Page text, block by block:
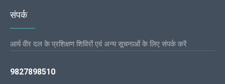
संपर्क
आर्य वीर दल के प्रशिक्षण शिविरों एवं अन्य सूचनाओं के लिए संपर्क करें
9827898510